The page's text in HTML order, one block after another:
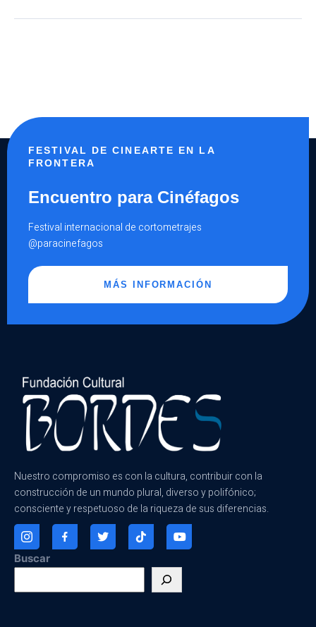
FESTIVAL DE CINEARTE EN LA
FRONTERA
Encuentro para Cinéfagos
Festival internacional de cortometrajes
@paracinefagos
MÁS INFORMACIÓN
Nuestro compromiso es con la cultura, contribuir con la
construcción de un mundo plural, diverso y polifónico;
consciente y respetuoso de la riqueza de sus diferencias.
Buscar